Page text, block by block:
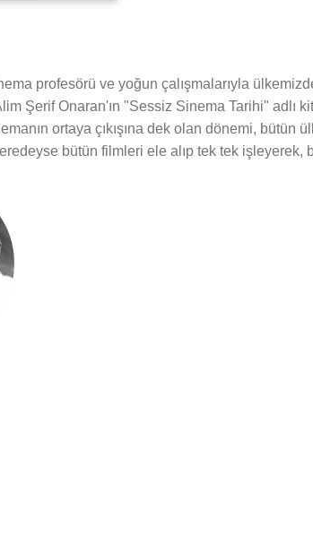
profesörü ve yoğun çalışmalarıyla
Şerif Onaran'ın "Sessiz Sinema Tarihi" adlı
ortaya çıkışına dek olan dönemi, bütün
bütün filmleri ele alıp tek tek